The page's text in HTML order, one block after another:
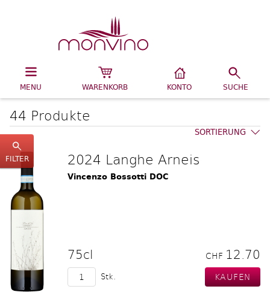
MENU WARENKORB KONTO SUCHE
FILTER
44 Produkte
SORTIERUNG
2024 Langhe Arneis
Vincenzo Bossotti DOC
75cl CHF 12.70
Stk.